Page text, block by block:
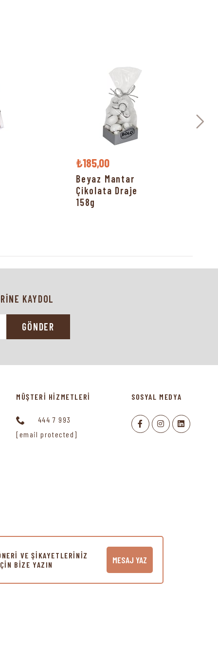
₺185,00
Beyaz Mantar
Çikolata Draje
158g
KAYDOL
GÖNDER
MÜŞTERİ HİZMETLERİ
444 7 993
[email protected]
SOSYAL MEDYA
VE ŞİKAYETLERİNİZ
BİZE YAZIN
MESAJ YAZ